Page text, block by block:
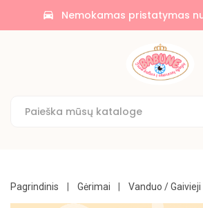
time_to_leave Nemokamas pristatymas
AKCIJOS
🌟
SAUSAINIAI
UŽKANDŽIAI
Pagrindinis Gėrimai Vanduo /